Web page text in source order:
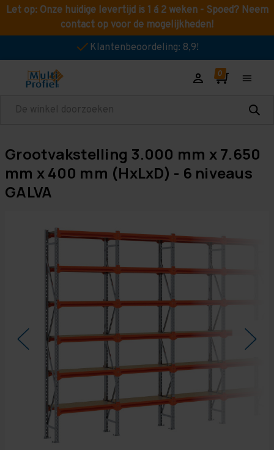
Let op: Onze huidige levertijd is 1 á 2 weken - Spoed? Neem
contact op voor de mogelijkheden!
Klantenbeoordeling: 8,9!
Zoeken
Grootvakstelling 3.000 mm x 7.650
mm x 400 mm (HxLxD) - 6 niveaus
GALVA